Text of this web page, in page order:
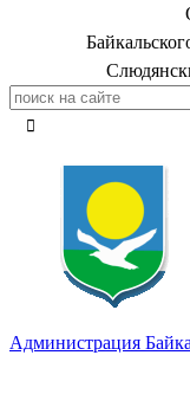
Администрация